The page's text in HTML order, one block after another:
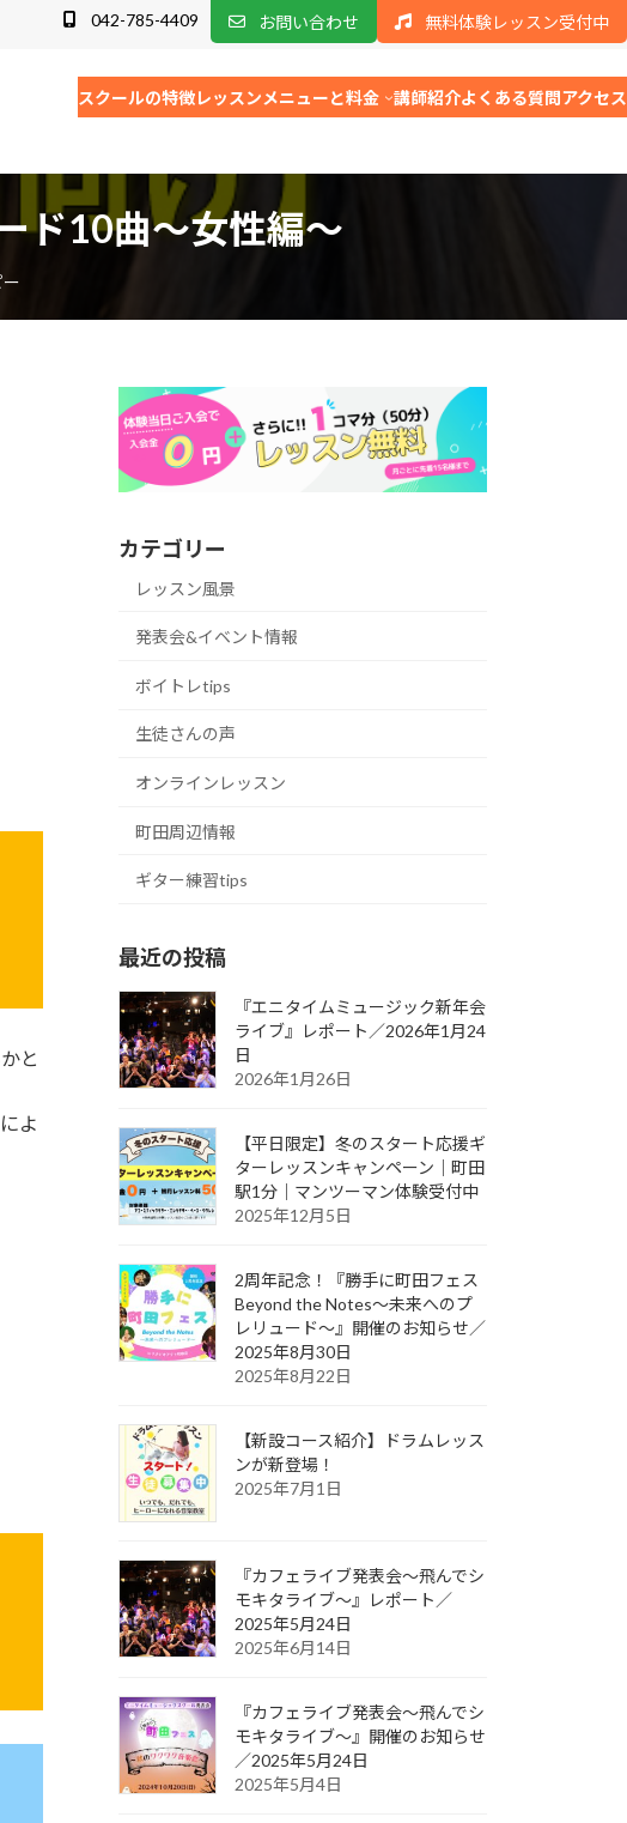
042-785-4409 お問い合わせ 無料体験レッスン受付中
スクールの特徴レッスンメニューと料金 講師紹介よくある質問アクセス
ド10曲〜女性編〜
と
よ
カテゴリー
レッスン風景
発表会&イベント情報
ボイトレtips
生徒さんの声
オンラインレッスン
町田周辺情報
ギター練習tips
最近の投稿
『エニタイムミュージック新年会
ライブ』レポート／2026年1月24
日
2026年1月26日
【平日限定】冬のスタート応援ギ
ターレッスンキャンペーン｜町田
駅1分｜マンツーマン体験受付中
2025年12月5日
2周年記念！『勝手に町田フェス
Beyond the Notes～未来へのプ
レリュード～』開催のお知らせ／
2025年8月30日
2025年8月22日
【新設コース紹介】ドラムレッス
ンが新登場！
2025年7月1日
『カフェライブ発表会〜飛んでシ
モキタライブ〜』レポート／
2025年5月24日
2025年6月14日
『カフェライブ発表会〜飛んでシ
モキタライブ〜』開催のお知らせ
／2025年5月24日
2025年5月4日